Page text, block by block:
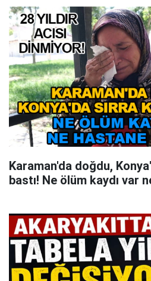
Karaman'da doğdu,
bastı! Ne ölüm kaydı var